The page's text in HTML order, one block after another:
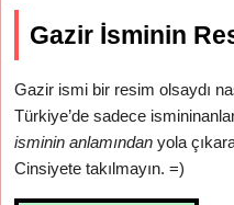
Gazir İsminin
Gazir ismi bir resim olsaydı
Türkiye’de sadece
isminin anlamından yola
Cinsiyete takılmayın. =)